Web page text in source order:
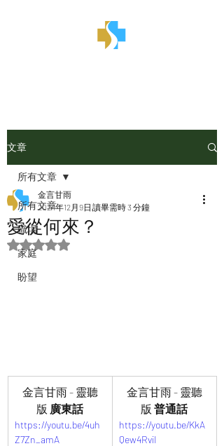
文章
所有文章
職場
家庭
盼望
所有文章
愛從何來？
金言甘雨
2024年12月9日 讀畢需時 3 分鐘
評等為 NaN（最高為 5 顆星）。
金言甘雨 - 靈聽
版 廣東話
https://youtu.be/4uh
Z7Zn_amA
金言甘雨 - 靈聽
版 普通話
https://youtu.be/KkA
Qew4RviI